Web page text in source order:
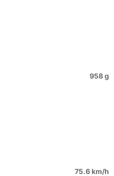
958 g
75.6 km/h